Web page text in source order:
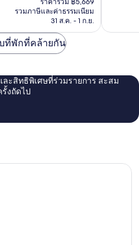
คือ
฿5,001
รวมภาษีและค่าธรรมเนียม
31 ส.ค. - 1 ก.ย.
บที่พักที่คล้ายกัน
ะสิทธิพิเศษที่ร่วมรายการ สะสม
รั้งถัดไป